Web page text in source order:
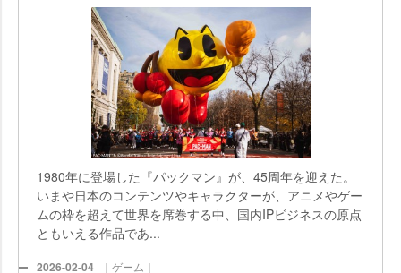
1980年に登場した『パックマン』が、45周年を迎えた。
いまや日本のコンテンツやキャラクターが、アニメやゲー
ムの枠を超えて世界を席巻する中、国内IPビジネスの原点
ともいえる作品であ...
2026-02-04 ｜ゲーム｜